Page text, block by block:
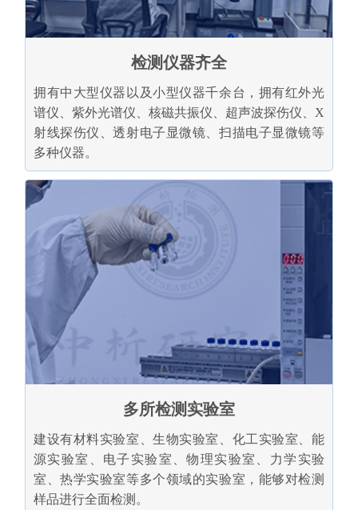
检测仪器齐全
拥有中大型仪器以及小型仪器千余台，拥有红外光
谱仪、紫外光谱仪、核磁共振仪、超声波探伤仪、X
射线探伤仪、透射电子显微镜、扫描电子显微镜等
多种仪器。
多所检测实验室
建设有材料实验室、生物实验室、化工实验室、能
源实验室、电子实验室、物理实验室、力学实验
室、热学实验室等多个领域的实验室，能够对检测
样品进行全面检测。